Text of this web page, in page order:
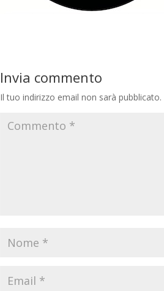
Invia commento
Il tuo indirizzo email non sarà pubblicato.